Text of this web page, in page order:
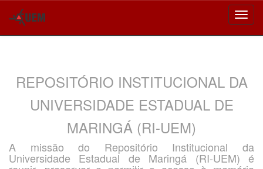
REPOSITÓRIO INSTITUCIONAL DA
UNIVERSIDADE ESTADUAL DE
MARINGÁ (RI-UEM)
A missão do Repositório Institucional da
Universidade Estadual de Maringá (RI-UEM) é